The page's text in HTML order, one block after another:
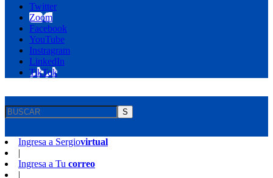
Twitter
Zoom
Facebook
YouTube
Instragram
LinkedIn
TikTok
S
Ingresa a Sergiovirtual
|
Ingresa a Tu correo
|